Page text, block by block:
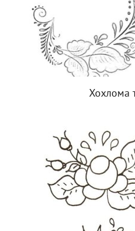
Хохлома